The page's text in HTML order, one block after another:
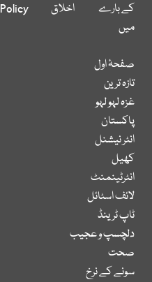
کے بارے
میں
اخلاق
Policy
صفحۂ اول
تازہ ترین
غزہ لہو لہو
پاکستان
انٹر نیشنل
کھیل
انٹرٹینمنٹ
لائف اسٹائل
ٹاپ ٹرینڈ
دلچسپ و عجیب
صحت
سونے کے نرخ